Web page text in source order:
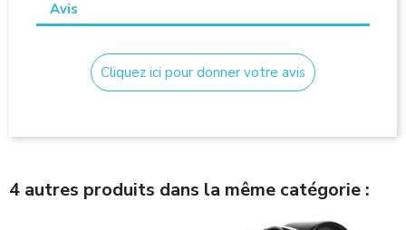
Avis
Cliquez ici pour donner votre avis
4 autres produits dans la même catégorie :